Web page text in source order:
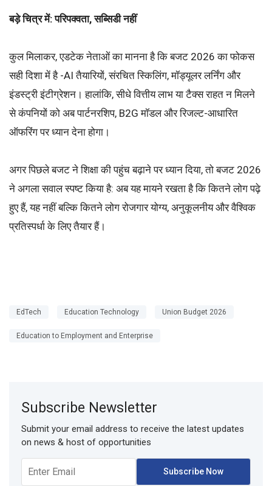
बड़े चित्र में: परिपक्वता, सब्सिडी नहीं
कुल मिलाकर, एडटेक नेताओं का मानना है कि बजट 2026 का फोकस
सही दिशा में है -AI तैयारियों, संरचित स्किलिंग, मॉड्यूलर लर्निंग और
इंडस्ट्री इंटीग्रेशन। हालांकि, सीधे वित्तीय लाभ या टैक्स राहत न मिलने
से कंपनियों को अब पार्टनरशिप, B2G मॉडल और रिजल्ट-आधारित
ऑफरिंग पर ध्यान देना होगा।
अगर पिछले बजट ने शिक्षा की पहुंच बढ़ाने पर ध्यान दिया, तो बजट 2026
ने अगला सवाल स्पष्ट किया है: अब यह मायने रखता है कि कितने लोग पढ़े
हुए हैं, यह नहीं बल्कि कितने लोग रोजगार योग्य, अनुकूलनीय और वैश्विक
प्रतिस्पर्धा के लिए तैयार हैं।
EdTech Education Technology Union Budget 2026
Education to Employment and Enterprise
Subscribe Newsletter
Submit your email address to receive the latest updates
on news & host of opportunities